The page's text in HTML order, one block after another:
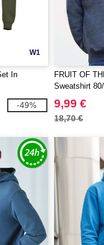
W1
In
-49%
FRUIT OF
Sweatshirt
9,99 €
18,70 €